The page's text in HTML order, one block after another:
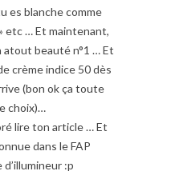
es blanche comme
etc … Et maintenant,
atout beauté n°1 … Et
crème indice 50 dès
(bon ok ça toute
choix)…
lire ton article … Et
dans le FAP
:p